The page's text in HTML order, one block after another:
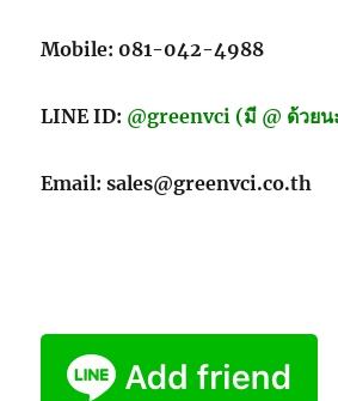
Mobile: 081-042-4988
LINE ID: @greenvci (มี @ ด้วย
Email: sales@greenvci.co.th